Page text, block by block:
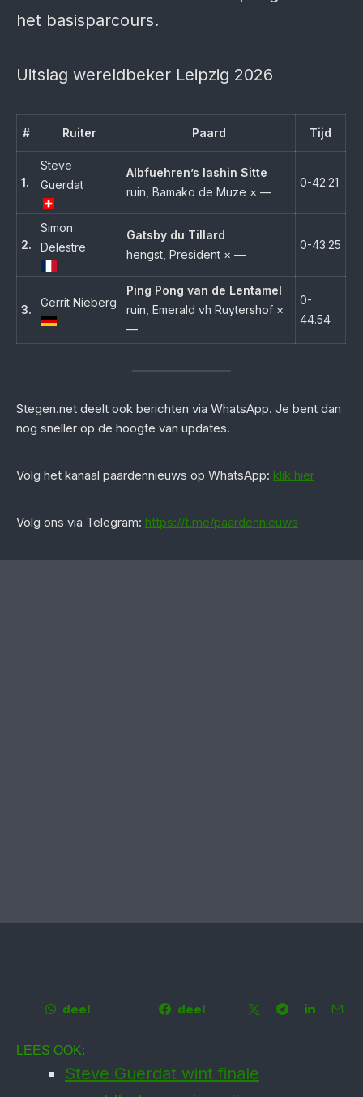
het basisparcours.
Uitslag wereldbeker Leipzig 2026
# Ruiter Paard Tijd
1.
Steve
Guerdat
Albfuehren’s Iashin Sitte
ruin, Bamako de Muze × —
0-42.21
2.
Simon
Delestre
Gatsby du Tillard
hengst, President × —
0-43.25
3.
Gerrit Nieberg
Ping Pong van de Lentamel
ruin, Emerald vh Ruytershof ×
—
0-
44.54
Stegen.net deelt ook berichten via WhatsApp. Je bent dan
nog sneller op de hoogte van updates.
‎Volg het kanaal paardennieuws op WhatsApp: klik hier
Volg ons via Telegram: https://t.me/paardennieuws
deel deel
LEES OOK:
Steve Guerdat wint finale